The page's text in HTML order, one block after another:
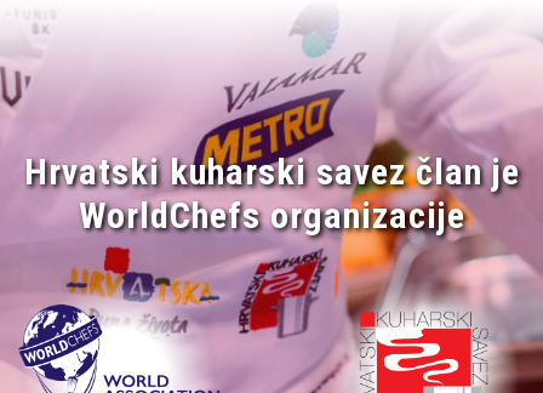
Hrvatski kuharski savez član je
WorldChefs organizacije